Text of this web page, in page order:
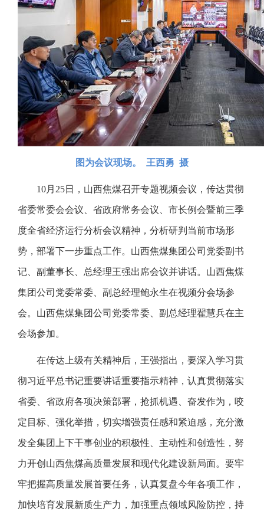
图为会议现场。 王西勇 摄
10月25日，山西焦煤召开专题视频会议，传达贯彻
省委常委会会议、省政府常务会议、市长例会暨前三季
度全省经济运行分析会议精神，分析研判当前市场形
势，部署下一步重点工作。山西焦煤集团公司党委副书
记、副董事长、总经理王强出席会议并讲话。山西焦煤
集团公司党委常委、副总经理鲍永生在视频分会场参
会。山西焦煤集团公司党委常委、副总经理翟慧兵在主
会场参加。
在传达上级有关精神后，王强指出，要深入学习贯
彻习近平总书记重要讲话重要指示精神，认真贯彻落实
省委、省政府各项决策部署，抢抓机遇、奋发作为，咬
定目标、强化举措，切实增强责任感和紧迫感，充分激
发全集团上下干事创业的积极性、主动性和创造性，努
力开创山西焦煤高质量发展和现代化建设新局面。要牢
牢把握高质量发展首要任务，认真复盘今年各项工作，
加快培育发展新质生产力，加强重点领域风险防控，持